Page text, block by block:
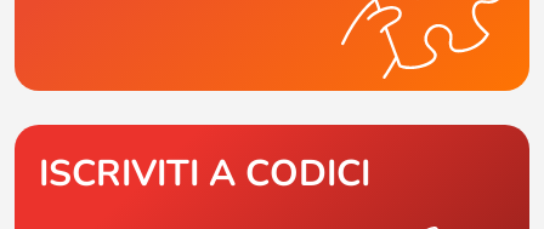
ISCRIVITI A CODICI